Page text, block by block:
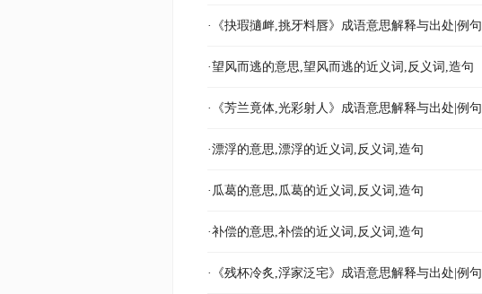
·《抉瑕擿衅,挑牙料唇》成语意思解释与出处|例句
·望风而逃的意思,望风而逃的近义词,反义词,造句
·《芳兰竟体,光彩射人》成语意思解释与出处|例句
·漂浮的意思,漂浮的近义词,反义词,造句
·瓜葛的意思,瓜葛的近义词,反义词,造句
·补偿的意思,补偿的近义词,反义词,造句
·《残杯冷炙,浮家泛宅》成语意思解释与出处|例句